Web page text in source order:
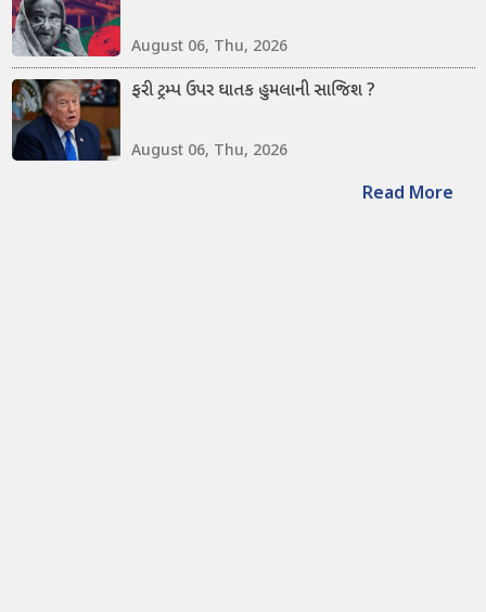
August 06, Thu, 2026
ફરી ટ્રમ્પ ઉપર ઘાતક હુમલાની સાજિશ ?
August 06, Thu, 2026
Read More